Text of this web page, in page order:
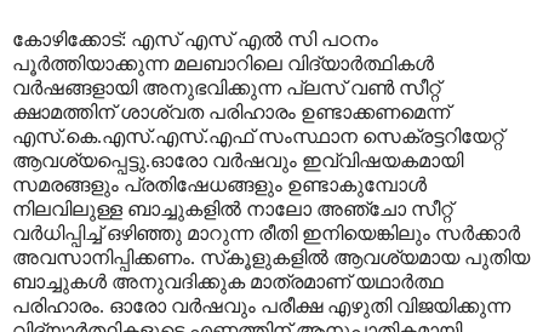
കോഴിക്കോട്: എസ് എസ് എല്‍ സി പഠനം
പൂര്‍ത്തിയാക്കുന്ന മലബാറിലെ വിദ്യാര്‍ത്ഥികള്‍
വര്‍ഷങ്ങളായി അനുഭവിക്കുന്ന പ്ലസ് വണ്‍ സീറ്റ്
ക്ഷാമത്തിന് ശാശ്വത പരിഹാരം ഉണ്ടാക്കണമെന്ന്
എസ്.കെ.എസ്.എസ്.എഫ് സംസ്ഥാന സെക്രട്ടറിയേറ്റ്
ആവശ്യപ്പെട്ടു.ഓരോ വര്‍ഷവും ഇവ്വിഷയകമായി
സമരങ്ങളും പ്രതിഷേധങ്ങളും ഉണ്ടാകുമ്പോള്‍
നിലവിലുള്ള ബാച്ചുകളില്‍ നാലോ അഞ്ചോ സീറ്റ്
വര്‍ധിപ്പിച്ച് ഒഴിഞ്ഞു മാറുന്ന രീതി ഇനിയെങ്കിലും സര്‍ക്കാര്‍
അവസാനിപ്പിക്കണം. സ്‌കൂളുകളില്‍ ആവശ്യമായ പുതിയ
ബാച്ചുകള്‍ അനുവദിക്കുക മാത്രമാണ് യഥാര്‍ത്ഥ
പരിഹാരം. ഓരോ വര്‍ഷവും പരീക്ഷ എഴുതി വിജയിക്കുന്ന